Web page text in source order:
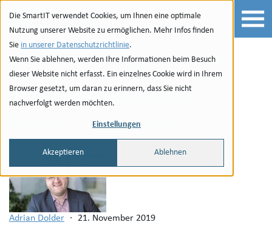
Die SmartIT verwendet Cookies, um Ihnen eine optimale
Nutzung unserer Website zu ermöglichen. Mehr Infos finden
Sie in unserer Datenschutzrichtlinie.
Wenn Sie ablehnen, werden Ihre Informationen beim Besuch
dieser Website nicht erfasst. Ein einzelnes Cookie wird in Ihrem
Browser gesetzt, um daran zu erinnern, dass Sie nicht
nachverfolgt werden möchten.
Einstellungen
Akzeptieren Ablehnen
Zur Navigation
zu den Quicklinks
Zur Suche
Zum Inhalt
Sichern von Channels /
Kanälen in Microsoft
Teams – aber wie?
Adrian Dolder ·
21. November 2019